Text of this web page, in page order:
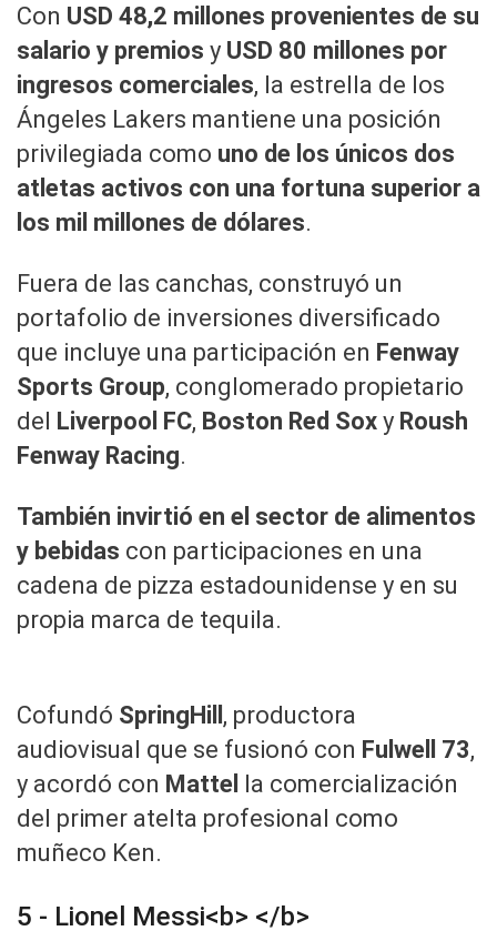
Con USD 48,2 millones provenientes de su
salario y premios y USD 80 millones por
ingresos comerciales, la estrella de los
Ángeles Lakers mantiene una posición
privilegiada como uno de los únicos dos
atletas activos con una fortuna superior a
los mil millones de dólares.
Fuera de las canchas, construyó un
portafolio de inversiones diversificado
que incluye una participación en Fenway
Sports Group, conglomerado propietario
del Liverpool FC, Boston Red Sox y Roush
Fenway Racing.
También invirtió en el sector de alimentos
y bebidas con participaciones en una
cadena de pizza estadounidense y en su
propia marca de tequila.
Cofundó SpringHill , productora
audiovisual que se fusionó con Fulwell 73,
y acordó con Mattel la comercialización
del primer atelta profesional como
muñeco Ken.
5 - Lionel Messi<b> </b>